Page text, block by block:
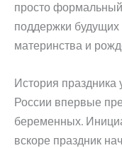
просто
поддержки
материнства и
История праздника
России впервые
беременных.
вскоре праздник